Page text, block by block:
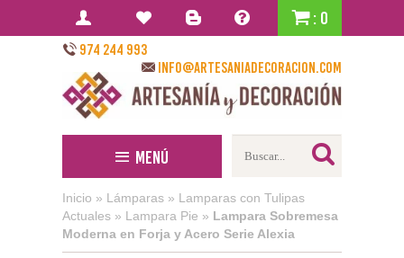
: 0
974 244 993
info@artesaniadecoracion.com
Menú
Inicio » Lámparas » Lamparas con Tulipas
Actuales » Lampara Pie » Lampara Sobremesa
Moderna en Forja y Acero Serie Alexia